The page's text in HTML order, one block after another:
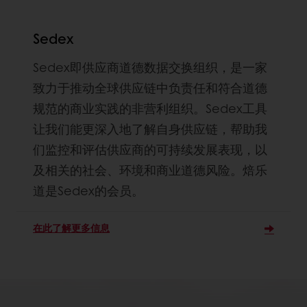
Sedex
Sedex即供应商道德数据交换组织，是一家
致力于推动全球供应链中负责任和符合道德
规范的商业实践的非营利组织。Sedex工具
让我们能更深入地了解自身供应链，帮助我
们监控和评估供应商的可持续发展表现，以
及相关的社会、环境和商业道德风险。焙乐
道是Sedex的会员。
在此了解更多信息